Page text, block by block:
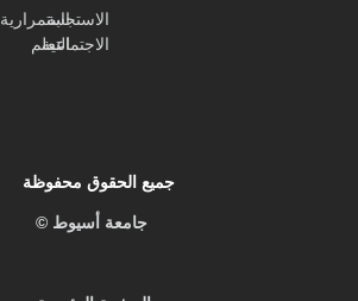
الاستجابة
الاجتماعية
استمرارية
التعلم
جميع الحقوق محفوظة
جامعة أسيوط ©